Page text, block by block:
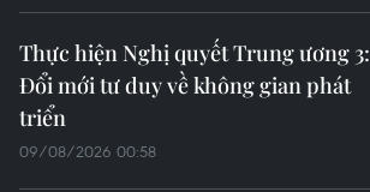
Thực hiện Nghị quyết Trung ương 3:
Đổi mới tư duy về không gian phát
triển
09/08/2026 00:58